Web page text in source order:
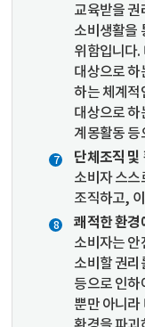
교육받을 권
소비생활을
위함입니다.
대상으로 하
하는 체계적
대상으로 하
계몽활동 등
단체조직 및
소비자 스스
조직하고,
쾌적한 환경
소비자는 안
소비할 권리
등으로 인하
뿐만 아니라